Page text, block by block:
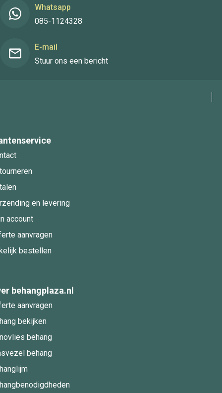
Whatsapp
085-1124328
E-mail
Stuur ons een bericht
en levering
account
aanvragen
bestellen
behangplaza.nl
aanvragen
bekijken
behang
behang